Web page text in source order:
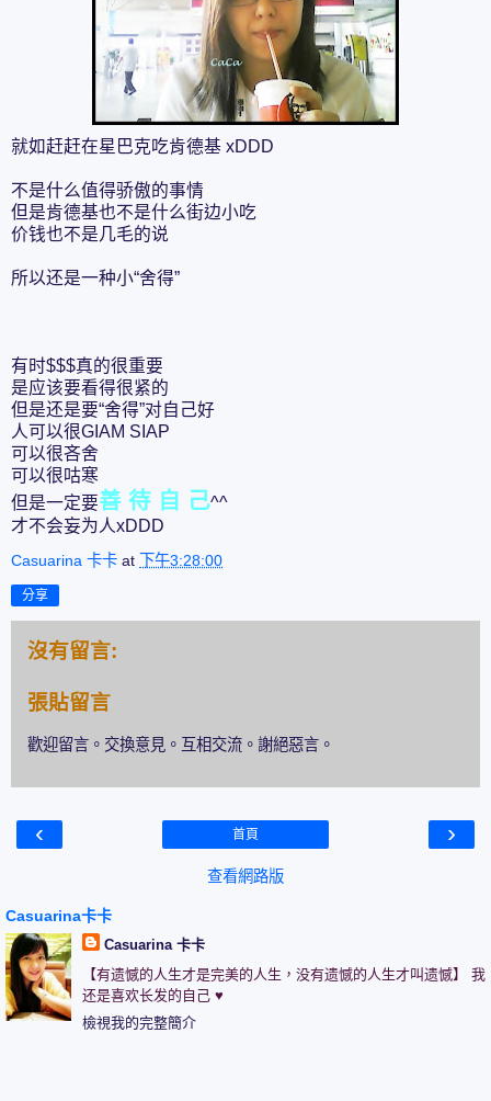
就如赶赶在星巴克吃肯德基 xDDD
不是什么值得骄傲的事情
但是肯德基也不是什么街边小吃
价钱也不是几毛的说
所以还是一种小“舍得”
有时$$$真的很重要
是应该要看得很紧的
但是还是要“舍得”对自己好
人可以很GIAM SIAP
可以很吝舍
可以很咕寒
但是一定要善 待 自 己^^
才不会妄为人xDDD
Casuarina 卡卡 at 下午3:28:00
分享
沒有留言:
張貼留言
歡迎留言。交換意見。互相交流。謝絕惡言。
‹ ›
首頁
查看網路版
Casuarina卡卡
Casuarina 卡卡
【有遗憾的人生才是完美的人生，没有遗憾的人生才叫遗憾】 我
还是喜欢长发的自己 ♥
檢視我的完整簡介